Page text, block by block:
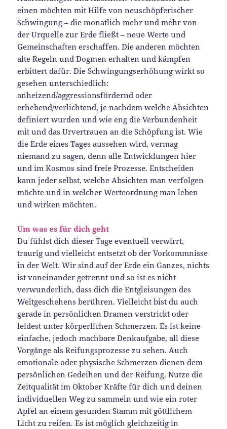
einen möchten mit Hilfe von neuschöpferischer
Schwingung – die monatlich mehr und mehr von
der Urquelle zur Erde fließt – neue Werte und
Gemeinschaften erschaffen. Die anderen möchten
alte Regeln und Dogmen erhalten und kämpfen
erbittert dafür. Die Schwingungserhöhung wirkt so
gesehen unterschiedlich:
anheizend/aggressionsfördernd oder
erhebend/verlichtend, je nachdem welche Absichten
definiert wurden und wie eng die Verbundenheit
mit und das Urvertrauen an die Schöpfung ist. Wie
die Erde eines Tages aussehen wird, vermag
niemand zu sagen, denn alle Entwicklungen hier
und im Kosmos sind freie Prozesse. Entscheiden
kann jeder selbst, welche Absichten man verfolgen
möchte und in welcher Werteordnung man leben
und wirken möchten.
Um was es für dich geht
Du fühlst dich dieser Tage eventuell verwirrt,
traurig und vielleicht entsetzt ob der Vorkommnisse
in der Welt. Wir sind auf der Erde ein Ganzes, nichts
ist voneinander getrennt und so ist es nicht
verwunderlich, dass dich die Entgleisungen des
Weltgeschehens berühren. Vielleicht bist du auch
gerade in persönlichen Dramen verstrickt oder
leidest unter körperlichen Schmerzen. Es ist keine
einfache, jedoch machbare Denkaufgabe, all diese
Vorgänge als Reifungsprozesse zu sehen. Auch
emotionale oder physische Schmerzen dienen dem
persönlichen Gedeihen und der Reifung. Nutze die
Zeitqualität im Oktober Kräfte für dich und deinen
individuellen Weg zu sammeln und wie ein roter
Apfel an einem gesunden Stamm mit göttlichem
Licht zu reifen. Es ist möglich gleichzeitig in